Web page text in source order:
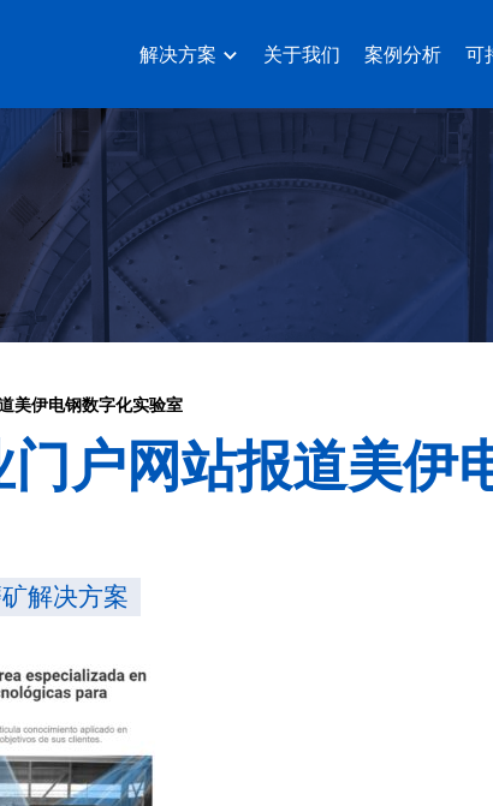
解决方案 关于我们 案例分析 可
美伊电钢数字化实验室
户网站报道美伊
解决方案